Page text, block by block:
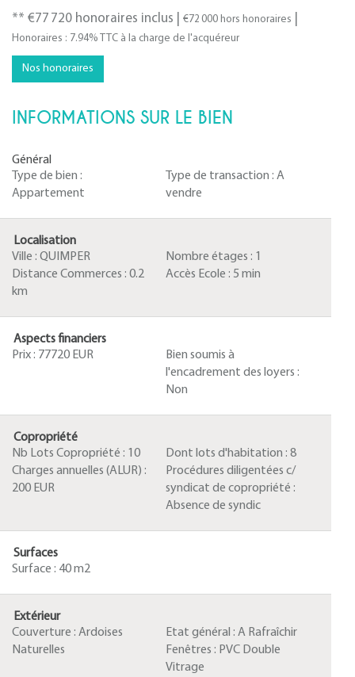
** €77 720 honoraires inclus €72 000 hors honoraires
Honoraires : 7.94% TTC à la charge de l'acquéreur
Nos honoraires
INFORMATIONS SUR LE BIEN
Général
Type de bien :
Appartement
Type de transaction : A
vendre
Localisation
Ville : QUIMPER Nombre étages : 1
Distance Commerces : 0.2
km
Accès Ecole : 5 min
Aspects financiers
Prix : 77720 EUR
Bien soumis à
l'encadrement des loyers :
Non
Copropriété
Nb Lots Copropriété : 10 Dont lots d'habitation : 8
Charges annuelles (ALUR) :
200 EUR
Procédures diligentées c/
syndicat de copropriété :
Absence de syndic
Surfaces
Surface : 40 m2
Extérieur
Couverture : Ardoises
Naturelles
Etat général : A Rafraîchir
Fenêtres : PVC Double
Vitrage